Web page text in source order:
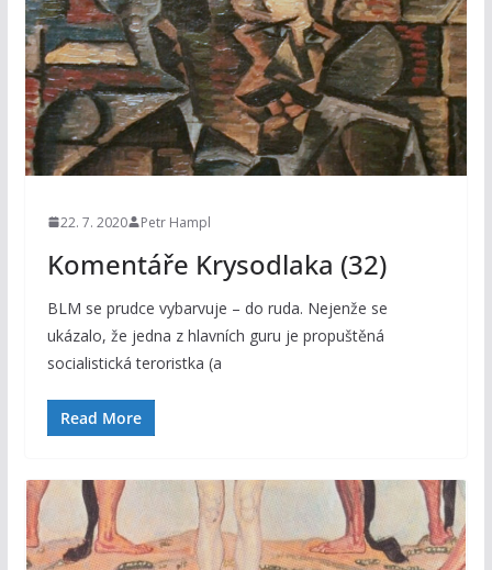
22. 7. 2020 Petr Hampl
Komentáře Krysodlaka (32)
BLM se prudce vybarvuje – do ruda. Nejenže se
ukázalo, že jedna z hlavních guru je propuštěná
socialistická teroristka (a
Read More